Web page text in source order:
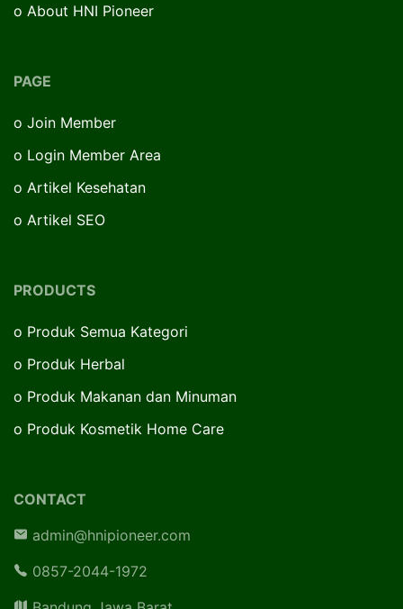
o About HNI Pioneer
PAGE
o Join Member
o Login Member Area
o Artikel Kesehatan
o Artikel SEO
PRODUCTS
o Produk Semua Kategori
o Produk Herbal
o Produk Makanan dan Minuman
o Produk Kosmetik Home Care
CONTACT
admin@hnipioneer.com
0857-2044-1972